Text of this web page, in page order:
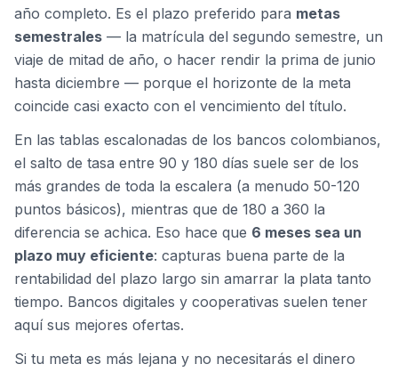
año completo. Es el plazo preferido para metas
semestrales — la matrícula del segundo semestre, un
viaje de mitad de año, o hacer rendir la prima de junio
hasta diciembre — porque el horizonte de la meta
coincide casi exacto con el vencimiento del título.
En las tablas escalonadas de los bancos colombianos,
el salto de tasa entre 90 y 180 días suele ser de los
más grandes de toda la escalera (a menudo 50-120
puntos básicos), mientras que de 180 a 360 la
diferencia se achica. Eso hace que 6 meses sea un
plazo muy eficiente: capturas buena parte de la
rentabilidad del plazo largo sin amarrar la plata tanto
tiempo. Bancos digitales y cooperativas suelen tener
aquí sus mejores ofertas.
Si tu meta es más lejana y no necesitarás el dinero